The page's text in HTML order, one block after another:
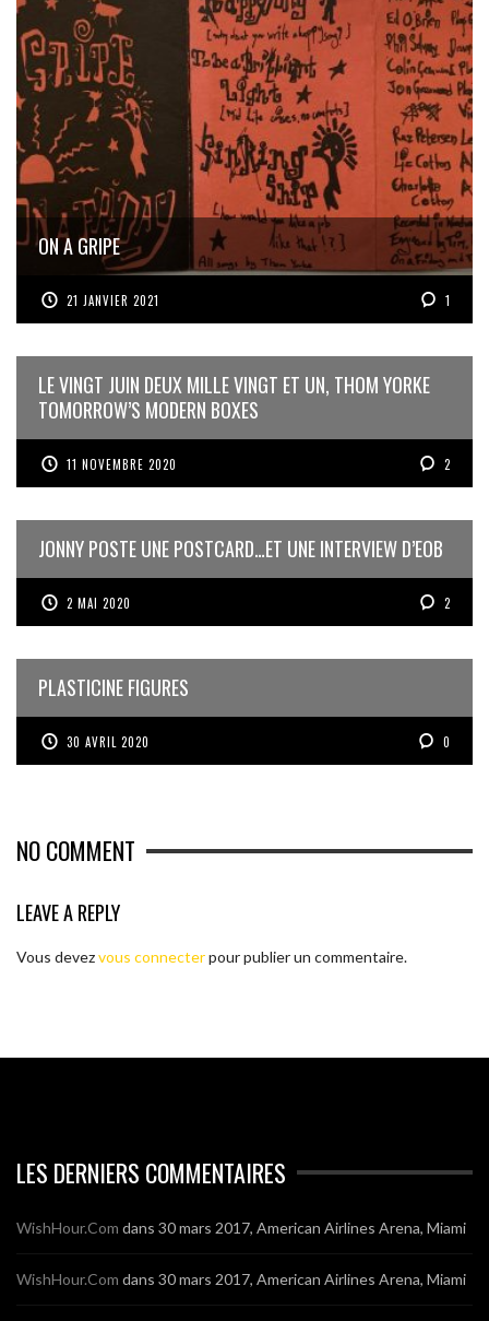
ON A GRIPE
21 JANVIER 2021 1
LE VINGT JUIN DEUX MILLE VINGT ET UN, THOM YORKE
TOMORROW’S MODERN BOXES
11 NOVEMBRE 2020 2
JONNY POSTE UNE POSTCARD…ET UNE INTERVIEW D’EOB
2 MAI 2020 2
PLASTICINE FIGURES
30 AVRIL 2020 0
NO COMMENT
LEAVE A REPLY
Vous devezvous connecterpour publier un commentaire.
LES DERNIERS COMMENTAIRES
WishHour.Com dans 30 mars 2017, American Airlines Arena, Miami
WishHour.Com dans 30 mars 2017, American Airlines Arena, Miami